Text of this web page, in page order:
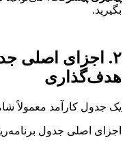
بگیرید.
۲. اجزای اصلی
هدف‌گذاری
یک جدول کارآمد معمولاً
اجزای اصلی جدول